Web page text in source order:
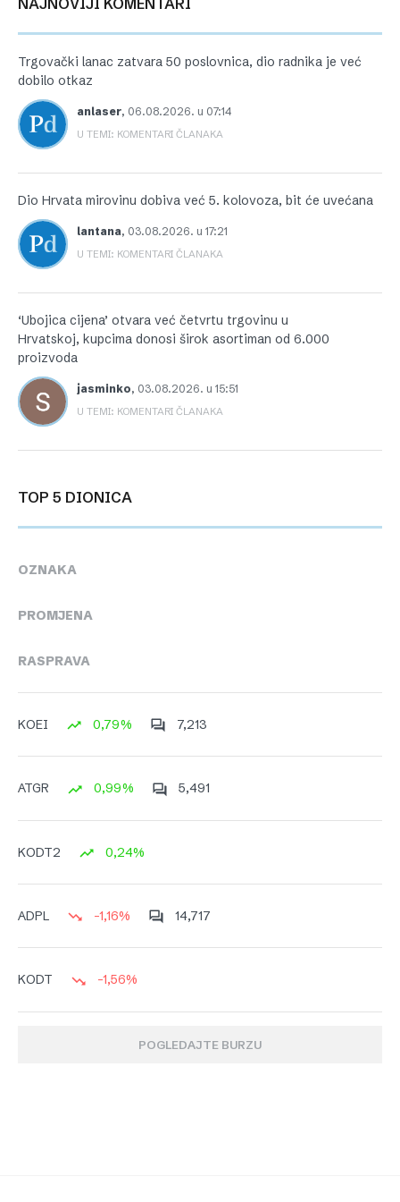
NAJNOVIJI KOMENTARI
Trgovački lanac zatvara 50 poslovnica, dio radnika je već
dobilo otkaz
anlaser, 06.08.2026. u 07:14
U TEMI: KOMENTARI ČLANAKA
Dio Hrvata mirovinu dobiva već 5. kolovoza, bit će uvećana
lantana, 03.08.2026. u 17:21
U TEMI: KOMENTARI ČLANAKA
‘Ubojica cijena’ otvara već četvrtu trgovinu u
Hrvatskoj, kupcima donosi širok asortiman od 6.000
proizvoda
jasminko, 03.08.2026. u 15:51
U TEMI: KOMENTARI ČLANAKA
TOP 5 DIONICA
OZNAKA
PROMJENA
RASPRAVA
KOEI 0,79% 7,213
ATGR 0,99% 5,491
KODT2 0,24%
ADPL -1,16% 14,717
KODT -1,56%
POGLEDAJTE BURZU